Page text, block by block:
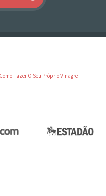
Como Fazer O Seu Próprio Vinagre